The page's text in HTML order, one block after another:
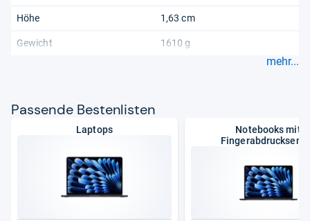
Höhe 1,63 cm
Gewicht 1610 g
mehr...
Pas­sende Bes­ten­lis­ten
Laptops
Notebooks mit